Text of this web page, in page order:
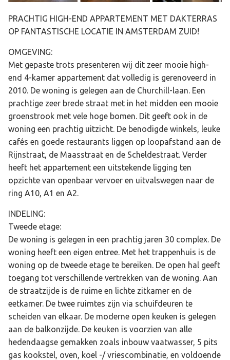
PRACHTIG HIGH-END APPARTEMENT MET DAKTERRAS
OP FANTASTISCHE LOCATIE IN AMSTERDAM ZUID!
OMGEVING:
Met gepaste trots presenteren wij dit zeer mooie high-
end 4-kamer appartement dat volledig is gerenoveerd in
2010. De woning is gelegen aan de Churchill-laan. Een
prachtige zeer brede straat met in het midden een mooie
groenstrook met vele hoge bomen. Dit geeft ook in de
woning een prachtig uitzicht. De benodigde winkels, leuke
cafés en goede restaurants liggen op loopafstand aan de
Rijnstraat, de Maasstraat en de Scheldestraat. Verder
heeft het appartement een uitstekende ligging ten
opzichte van openbaar vervoer en uitvalswegen naar de
ring A10, A1 en A2.
INDELING:
Tweede etage:
De woning is gelegen in een prachtig jaren 30 complex. De
woning heeft een eigen entree. Met het trappenhuis is de
woning op de tweede etage te bereiken. De open hal geeft
toegang tot verschillende vertrekken van de woning. Aan
de straatzijde is de ruime en lichte zitkamer en de
eetkamer. De twee ruimtes zijn via schuifdeuren te
scheiden van elkaar. De moderne open keuken is gelegen
aan de balkonzijde. De keuken is voorzien van alle
hedendaagse gemakken zoals inbouw vaatwasser, 5 pits
gas kookstel, oven, koel -/ vriescombinatie, en voldoende